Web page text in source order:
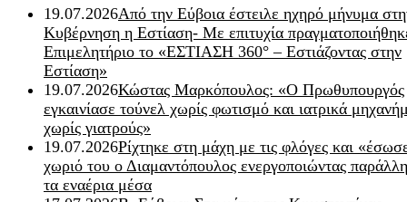
19.07.2026Από την Εύβοια έστειλε ηχηρό μήνυμα
Κυβέρνηση η Εστίαση- Με επιτυχία
Επιμελητήριο το «ΕΣΤΙΑΣΗ 360° – Εστιάζοντας στην
Εστίαση»
19.07.2026Κώστας Μαρκόπουλος: «Ο Πρωθυπουργός
εγκαινίασε τούνελ χωρίς φωτισμό και ιατρικά
χωρίς γιατρούς»
19.07.2026Ρίχτηκε στη μάχη με τις φλόγες και
χωριό του ο Διαμαντόπουλος ενεργοποιώντας
τα εναέρια μέσα